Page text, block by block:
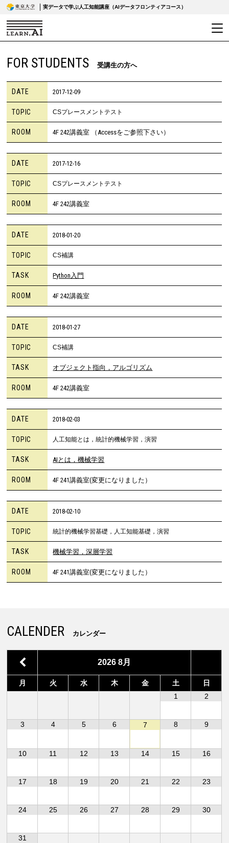
実データで学ぶ人工知能講座（AIデータフロンティアコース）
FOR STUDENTS 受講生の方へ
DATE 2017-12-09
TOPIC CSプレースメントテスト
ROOM 4F 242講義室 （Accessをご参照下さい）
DATE 2017-12-16
TOPIC CSプレースメントテスト
ROOM 4F 242講義室
DATE 2018-01-20
TOPIC CS補講
TASK Python入門
ROOM 4F 242講義室
DATE 2018-01-27
TOPIC CS補講
TASK オブジェクト指向，アルゴリズム
ROOM 4F 242講義室
DATE 2018-02-03
TOPIC 人工知能とは，統計的機械学習，演習
TASK AIとは，機械学習
ROOM 4F 241講義室(変更になりました）
DATE 2018-02-10
TOPIC 統計的機械学習基礎，人工知能基礎，演習
TASK 機械学習，深層学習
ROOM 4F 241講義室(変更になりました）
CALENDER カレンダー
2026 8月
月 火 水 木 金 土
日
1
2
3 4 5 6 7 8 9
10 11 12 13 14 15 16
17 18 19 20 21 22 23
24 25 26 27 28 29 30
31